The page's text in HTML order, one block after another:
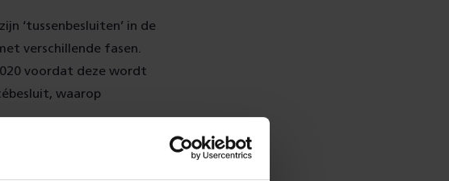
‘tussenbesluiten’ in de
verschillende fasen.
voordat deze wordt
waarop